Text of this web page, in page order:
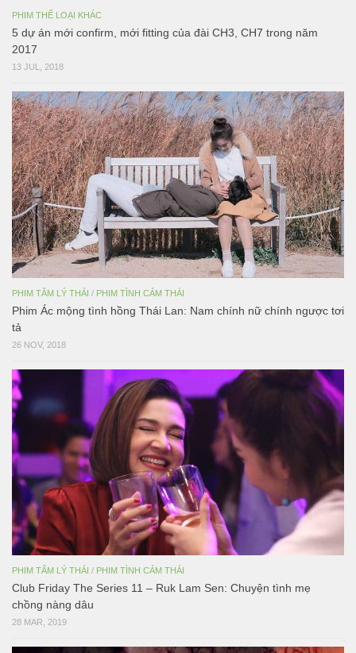
PHIM THỂ LOẠI KHÁC
5 dự án mới confirm, mới fitting của đài CH3, CH7 trong năm
2017
13 JUL, 2018
PHIM TÂM LÝ THÁI / PHIM TÌNH CẢM THÁI
Phim Ác mộng tình hồng Thái Lan: Nam chính nữ chính ngược tơi
tả
26 NOV, 2018
PHIM TÂM LÝ THÁI / PHIM TÌNH CẢM THÁI
Club Friday The Series 11 – Ruk Lam Sen: Chuyện tình mẹ
chồng nàng dâu
28 MAR, 2019